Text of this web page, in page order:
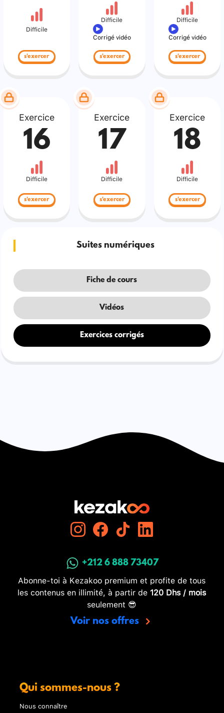
Difficile
s'exercer
Difficile
Corrigé vidéo
s'exercer
Difficile
Corrigé vidéo
s'exercer
Exercice
16
Difficile
s'exercer
Exercice
17
Difficile
s'exercer
Exercice
18
Difficile
s'exercer
Suites numériques
Fiche de cours
Vidéos
Exercices corrigés
+212 6 888 73407
Abonne-toi à Kezakoo premium et profite de tous
les contenus en illimité, à partir de 120 Dhs / mois
seulement 😎
Voir nos offres
Qui sommes-nous ?
Nous connaître